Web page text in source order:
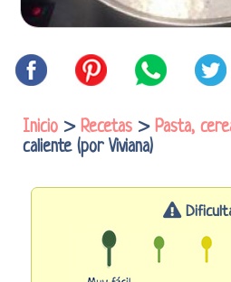
Inicio > Recetas > Pasta,
caliente (por Viviana)